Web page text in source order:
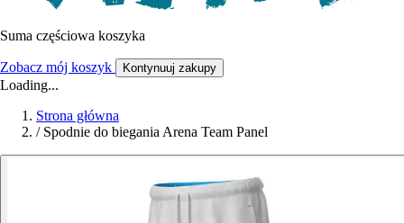
Suma częściowa koszyka
Zobacz mój koszyk Kontynuuj zakupy
Loading...
Strona główna
/ Spodnie do biegania Arena Team Panel